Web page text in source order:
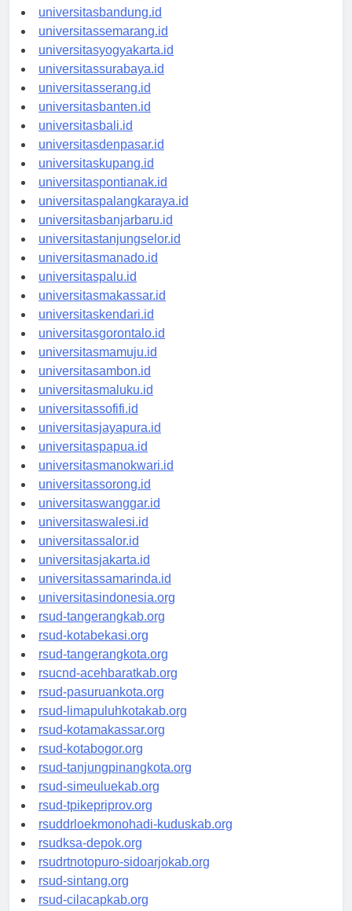
universitastanjungpinang.id
universitasbandung.id
universitassemarang.id
universitasyogyakarta.id
universitassurabaya.id
universitasserang.id
universitasbanten.id
universitasbali.id
universitasdenpasar.id
universitaskupang.id
universitaspontianak.id
universitaspalangkaraya.id
universitasbanjarbaru.id
universitastanjungselor.id
universitasmanado.id
universitaspalu.id
universitasmakassar.id
universitaskendari.id
universitasgorontalo.id
universitasmamuju.id
universitasambon.id
universitasmaluku.id
universitassofifi.id
universitasjayapura.id
universitaspapua.id
universitasmanokwari.id
universitassorong.id
universitaswanggar.id
universitaswalesi.id
universitassalor.id
universitasjakarta.id
universitassamarinda.id
universitasindonesia.org
rsud-tangerangkab.org
rsud-kotabekasi.org
rsud-tangerangkota.org
rsucnd-acehbaratkab.org
rsud-pasuruankota.org
rsud-limapuluhkotakab.org
rsud-kotamakassar.org
rsud-kotabogor.org
rsud-tanjungpinangkota.org
rsud-simeuluekab.org
rsud-tpikepriprov.org
rsuddrloekmonohadi-kuduskab.org
rsudksa-depok.org
rsudrtnotopuro-sidoarjokab.org
rsud-sintang.org